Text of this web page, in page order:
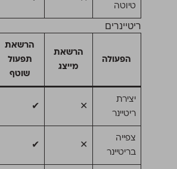
טיוטה
ריטיינרים
הפעולה
הרשאת
מייצג
הרשאת
תפעול
שוטף
יצירת
ריטיינר
✕
✔
צפייה
בריטיינר
✕
✔